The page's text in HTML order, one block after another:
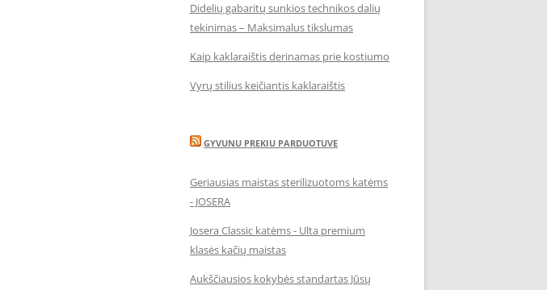
Didelių gabaritų sunkios technikos dalių
tekinimas – Maksimalus tikslumas
Kaip kaklaraištis derinamas prie kostiumo
Vyrų stilius keičiantis kaklaraištis
GYVUNU PREKIU PARDUOTUVE
Geriausias maistas sterilizuotoms katėms
- JOSERA
Josera Classic katėms - Ulta premium
klasės kačių maistas
Aukščiausios kokybės standartas Jūsų